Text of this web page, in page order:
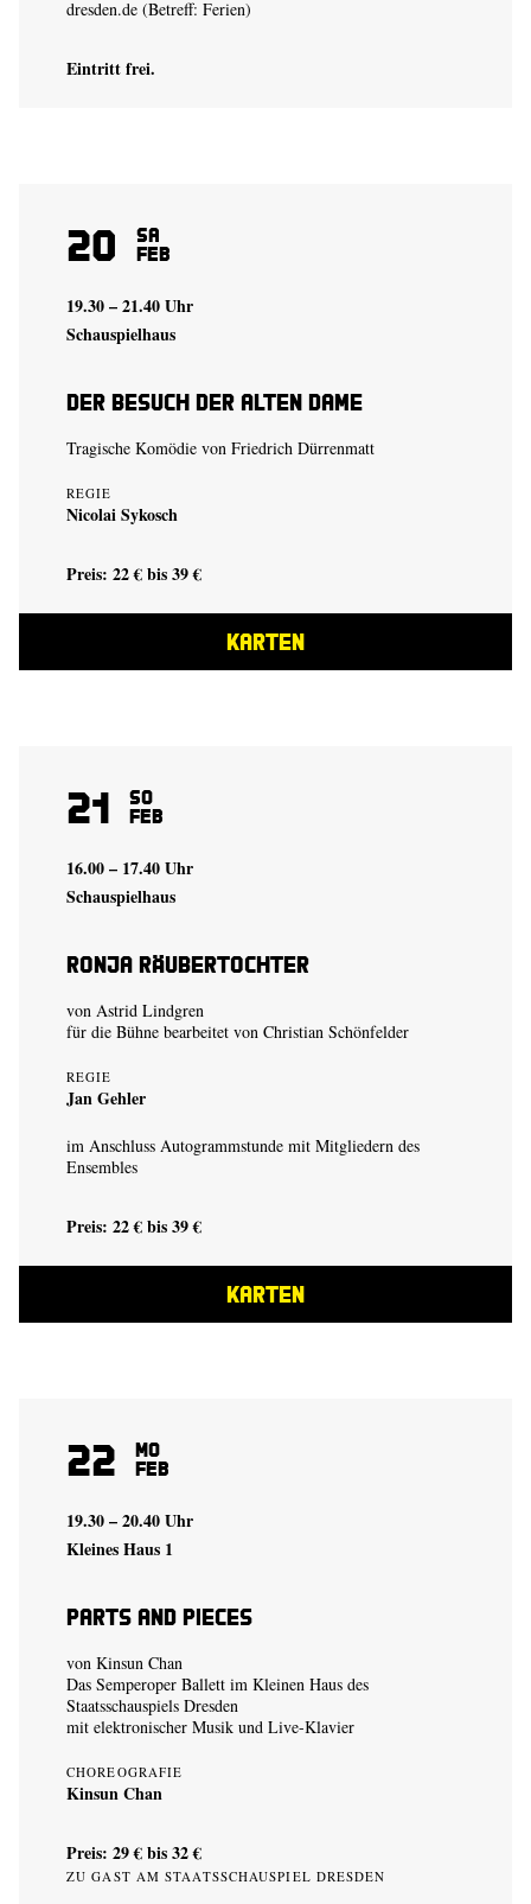
dresden.de (Betreff: Ferien)
Eintritt frei.
20 Sa
Feb
19.30 – 21.40 Uhr
Schauspielhaus
Der Besuch der alten Dame
Tragische Komödie von Friedrich Dürrenmatt
REGIE
Nicolai Sykosch
Preis: 22 € bis 39 €
KARTEN
21 So
Feb
16.00 – 17.40 Uhr
Schauspielhaus
Ronja Räubertochter
von Astrid Lindgren
für die Bühne bearbeitet von Christian Schönfelder
REGIE
Jan Gehler
im Anschluss Autogrammstunde mit Mitgliedern des
Ensembles
Preis: 22 € bis 39 €
KARTEN
22 Mo
Feb
19.30 – 20.40 Uhr
Kleines Haus 1
Parts and Pieces
von Kinsun Chan
Das Semperoper Ballett im Kleinen Haus des
Staatsschauspiels Dresden
mit elektronischer Musik und Live-Klavier
CHOREOGRAFIE
Kinsun Chan
Preis: 29 € bis 32 €
ZU GAST AM STAATSSCHAUSPIEL DRESDEN